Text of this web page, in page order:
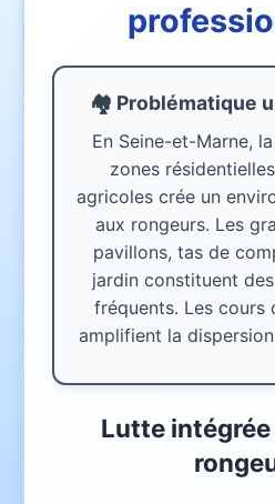
🏘️ Problématique
En Seine-et-Marne,
zones
agricoles crée un
aux rongeurs. Les
pavillons, tas de
jardin constituent
fréquents. Les cours
amplifient la
Lutte